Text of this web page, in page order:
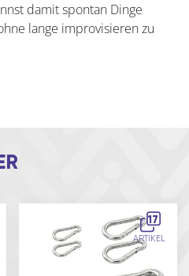
damit spontan Dinge
lange improvisieren zu
17
ARTIKEL